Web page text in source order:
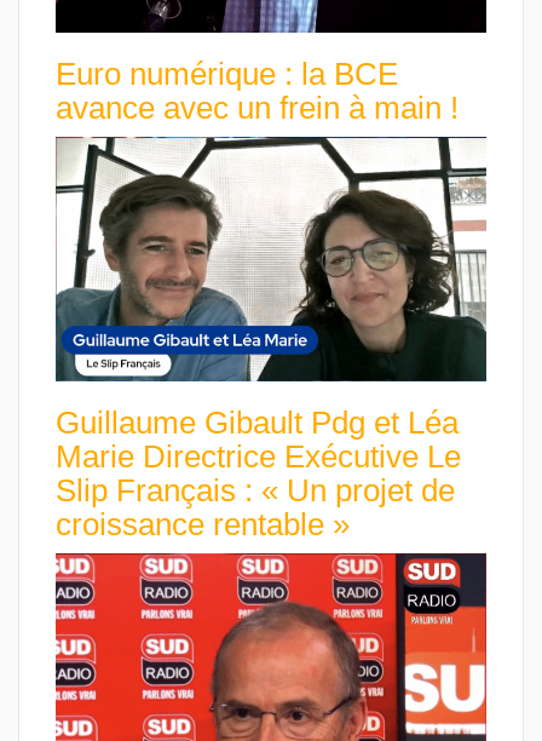
Euro numérique : la BCE
avance avec un frein à main !
Guillaume Gibault Pdg et Léa
Marie Directrice Exécutive Le
Slip Français : « Un projet de
croissance rentable »